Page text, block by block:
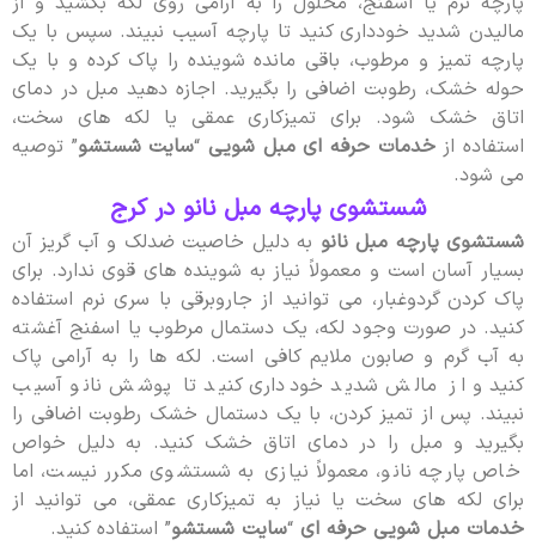
مالیدن شدید خودداری کنید تا پارچه آسیب نبیند. سپس با یک
پارچه تمیز و مرطوب، باقی مانده شوینده را پاک کرده و با یک
حوله خشک، رطوبت اضافی را بگیرید. اجازه دهید مبل در دمای
اتاق خشک شود. برای تمیزکاری عمقی یا لکه های سخت،
استفاده از خدمات حرفه ای مبل شویی“ سایت شستشو” توصیه
می شود.
شستشوی پارچه مبل نانو در کرج
شستشوی پارچه مبل نانوبه دلیل خاصیت ضدلک و آب گریز آن
بسیار آسان است و معمولاً نیاز به شوینده های قوی ندارد. برای
پاک کردن گردوغبار، می توانید از جاروبرقی با سری نرم استفاده
کنید. در صورت وجود لکه، یک دستمال مرطوب یا اسفنج آغشته
به آب گرم و صابون ملایم کافی است. لکه ها را به آرامی پاک
کنید و از مالش شدید خودداری کنید تا پوشش نانو آسیب
نبیند. پس از تمیز کردن، با یک دستمال خشک رطوبت اضافی را
بگیرید و مبل را در دمای اتاق خشک کنید. به دلیل خواص
خاص پارچه نانو، معمولاً نیازی به شستشوی مکرر نیست، اما
برای لکه های سخت یا نیاز به تمیزکاری عمقی، می توانید از
خدمات مبل شویی حرفه ای“ سایت شستشو” استفاده کنید.